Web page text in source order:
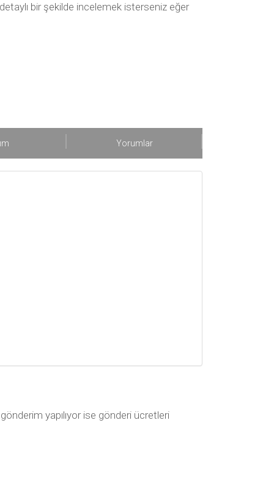
bir şekilde incelemek isterseniz eğer
Yorumlar
yapılıyor ise gönderi ücretleri